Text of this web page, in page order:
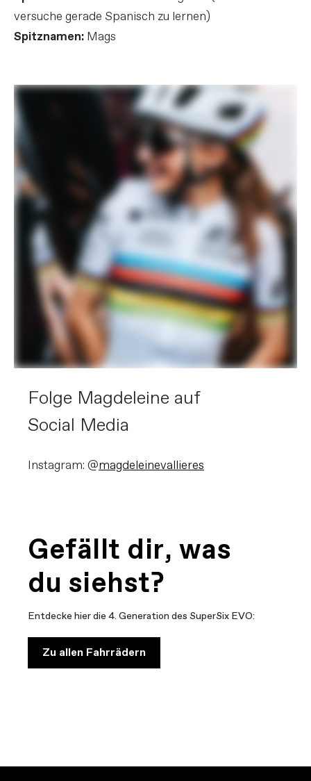
versuche gerade Spanisch zu lernen)
Spitznamen: Mags
Folge Magdeleine auf
Social Media
Instagram: @magdeleinevallieres
Gefällt dir, was
du siehst?
Entdecke hier die 4. Generation des SuperSix EVO:
Zu allen Fahrrädern